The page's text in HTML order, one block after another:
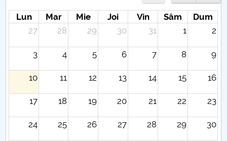
Lun Mar Mie Joi Vin Sâm
Dum
27
28 29 30 31 1 2
3 4 5 6 7 8 9
10 11 12 13 14 15 16
17 18 19 20 21 22 23
24 25 26 27 28 29 30